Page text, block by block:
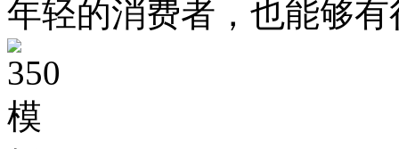
年轻的消费者，也能够